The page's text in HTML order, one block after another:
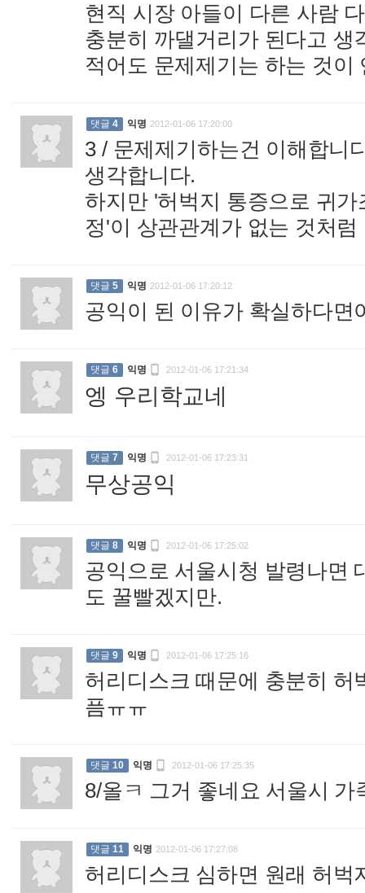
현직 시장 아들이 다른 사람
충분히 까댈거리가 된다고 생
적어도 문제제기는 하는 것
댓글 4 익명 2012-01-06 17:20:00
3 / 문제제기하는건 이해합니
생각합니다.
하지만 '허벅지 통증으로 귀
정'이 상관관계가 없는 것처
댓글 5 익명 2012-01-06 17:20:12
공익이 된 이유가 확실하다면
댓글 6 익명  2012-01-06 17:21:34
엥 우리학교네
댓글 7 익명  2012-01-06 17:23:31
무상공익
댓글 8 익명  2012-01-06 17:25:02
공익으로 서울시청 발령나면
도 꿀빨겠지만.
댓글 9 익명  2012-01-06 17:25:16
허리디스크 때문에 충분히 허
픔ㅠㅠ
댓글 10 익명  2012-01-06 17:25:35
8/올ㅋ 그거 좋네요 서울시
댓글 11 익명 2012-01-06 17:27:08
허리디스크 심하면 원래 허